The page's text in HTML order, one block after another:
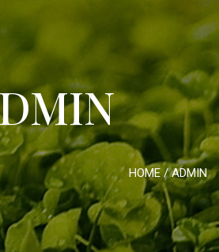
HOME/ADMIN